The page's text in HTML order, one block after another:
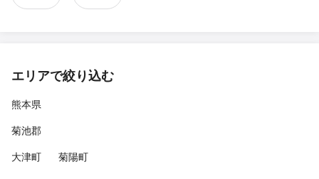
エリアで絞り込む
熊本県
菊池郡
大津町
菊陽町